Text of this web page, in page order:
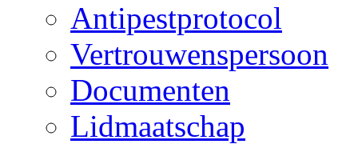
Antipestprotocol
Vertrouwenspersoon
Documenten
Lidmaatschap